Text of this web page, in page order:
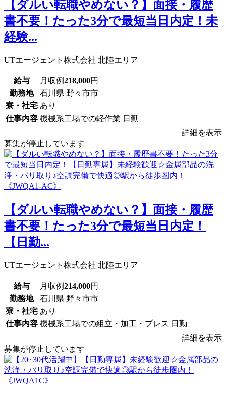
【ダルい転職やめない？】面接・履歴
書不要！たった3分で最短当日内定！未
経験...
UTエージェント株式会社 北陸エリア
給与 月収例218,000円
勤務地
石川県 野々市市
寮・社宅 あり
仕事内容 機械系工場での軽作業 日勤
詳細を表示
募集が停止しています
【ダルい転職やめない？】面接・履歴
書不要！たった3分で最短当日内定！
【日勤...
UTエージェント株式会社 北陸エリア
給与 月収例214,000円
勤務地
石川県 野々市市
寮・社宅 あり
仕事内容 機械系工場での組立・加工・プレス 日勤
詳細を表示
募集が停止しています